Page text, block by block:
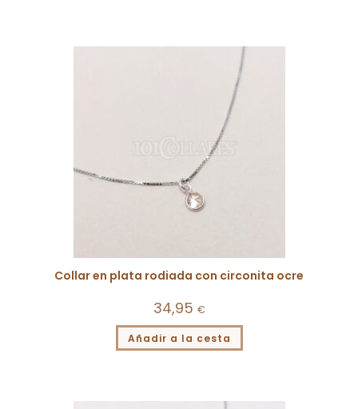
Collar en plata rodiada con circonita ocre
34,95 €
Añadir a la cesta